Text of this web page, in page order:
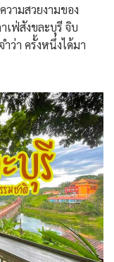
ามสวยงามของ
เฟ่สังขละบุรี จิบ
ว่า ครั้งหนึ่งได้มา